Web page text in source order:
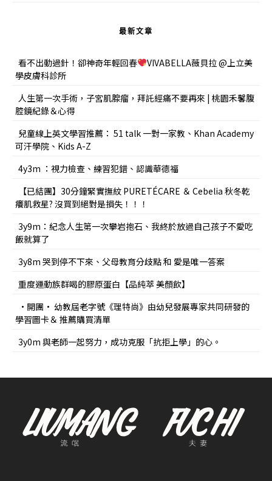
最新文章
看不出動過針！卻神奇年輕回春
VIVABELLA薇貝拉 @上立美
學皮膚科診所
人生第一次手術，子宮肌腺瘤，拜託經痛不要再來 | 桃園禾馨腹
腔鏡紀錄＆心得
兒童線上英文學習推薦： 51 talk 一對一家教、Khan Academy
可汗學院、Kids A-Z
4y3m ：視力檢查、練習犯錯、認識華德福
【已結團】30分鐘緊實撫紋 PURETÉCARE ＆ Cebelia 秋冬乾
癢肌救星? 沒買到絕對是損失！！！
3y9m：紀念人生第一次攀岩抱石、我終於放過自己孩子不愛吃
飯就算了
3y8m 哭到停不下來、父母教育分歧點 和 愛是唯一答案
重度運動族群喝的膠原蛋白【品純萃 美顏飲】
•開團• 幼教屆老字號《理特尚》由幼兒發展專家共同研發的
學習圖卡＆ 推薦購買清單
3y0m 與老師一起努力，成功克服「抗拒上學」的心。